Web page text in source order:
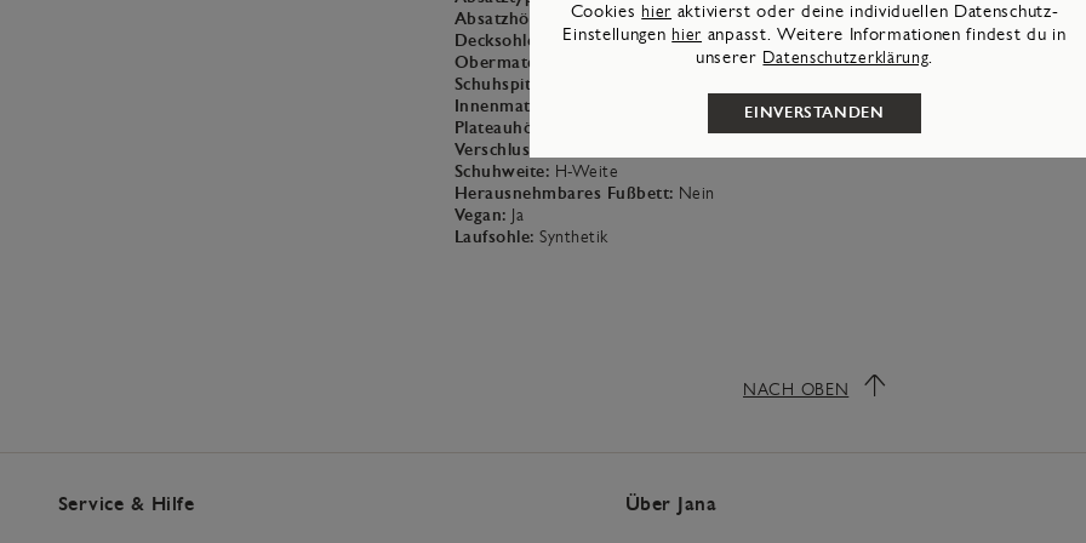
Absatzhöhe:
32mm
Decksohle:
Synthetik
Obermaterial:
Materialmix aus Textil und Synthetik
Schuhspitze:
Innenmaterial:
Plateauhöhe:
Verschluss:
Schuhweite: H-Weite
Herausnehmbares Fußbett: Nein
Vegan: Ja
Laufsohle: Synthetik
NACH OBEN
Service & Hilfe Über Jana
Cookies hier aktivierst oder deine individuellen Datenschutz-
Einstellungen hier anpasst. Weitere Informationen findest du in
unserer Datenschutzerklärung.
EINVERSTANDEN